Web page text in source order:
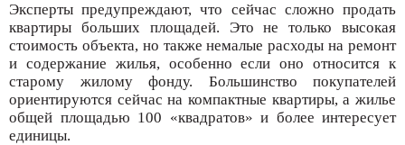
Эксперты предупреждают, что сейчас сложно продать
квартиры больших площадей. Это не только высокая
стоимость объекта, но также немалые расходы на ремонт
и содержание жилья, особенно если оно относится к
старому жилому фонду. Большинство покупателей
ориентируются сейчас на компактные квартиры, а жилье
общей площадью 100 «квадратов» и более интересует
единицы.